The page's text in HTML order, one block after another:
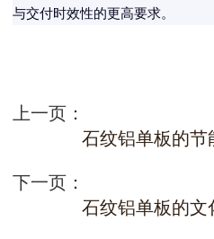
与交付时效性的更高要求。
上一页：
石纹铝单板的
下一页：
石纹铝单板的文